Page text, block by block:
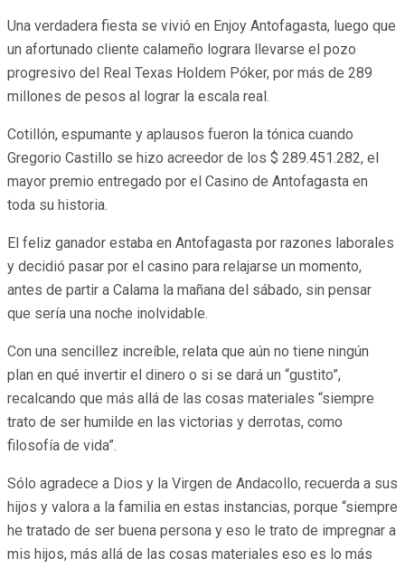
Una verdadera fiesta se vivió en Enjoy Antofagasta, luego que
un afortunado cliente calameño lograra llevarse el pozo
progresivo del Real Texas Holdem Póker, por más de 289
millones de pesos al lograr la escala real.
Cotillón, espumante y aplausos fueron la tónica cuando
Gregorio Castillo se hizo acreedor de los $ 289.451.282, el
mayor premio entregado por el Casino de Antofagasta en
toda su historia.
El feliz ganador estaba en Antofagasta por razones laborales
y decidió pasar por el casino para relajarse un momento,
antes de partir a Calama la mañana del sábado, sin pensar
que sería una noche inolvidable.
Con una sencillez increíble, relata que aún no tiene ningún
plan en qué invertir el dinero o si se dará un “gustito”,
recalcando que más allá de las cosas materiales “siempre
trato de ser humilde en las victorias y derrotas, como
filosofía de vida”.
Sólo agradece a Dios y la Virgen de Andacollo, recuerda a sus
hijos y valora a la familia en estas instancias, porque “siempre
he tratado de ser buena persona y eso le trato de impregnar a
mis hijos, más allá de las cosas materiales eso es lo más